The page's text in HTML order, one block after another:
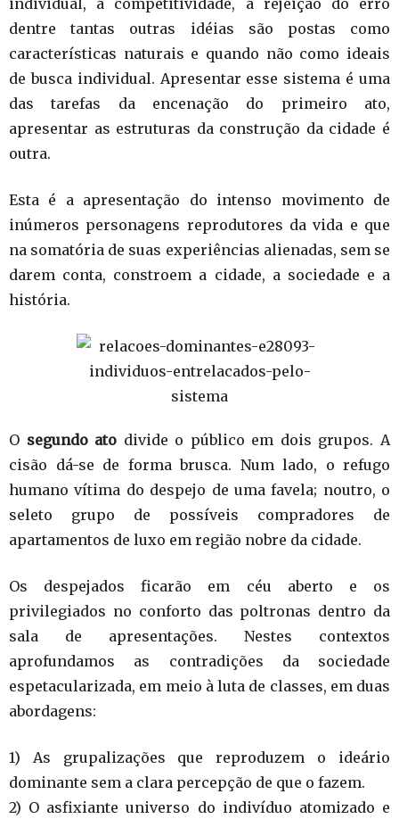
individual, a competitividade, a rejeição do erro
dentre tantas outras idéias são postas como
características naturais e quando não como ideais
de busca individual. Apresentar esse sistema é uma
das tarefas da encenação do primeiro ato,
apresentar as estruturas da construção da cidade é
outra.
Esta é a apresentação do intenso movimento de
inúmeros personagens reprodutores da vida e que
na somatória de suas experiências alienadas, sem se
darem conta, constroem a cidade, a sociedade e a
história.
O segundo ato divide o público em dois grupos. A
cisão dá-se de forma brusca. Num lado, o refugo
humano vítima do despejo de uma favela; noutro, o
seleto grupo de possíveis compradores de
apartamentos de luxo em região nobre da cidade.
Os despejados ficarão em céu aberto e os
privilegiados no conforto das poltronas dentro da
sala de apresentações. Nestes contextos
aprofundamos as contradições da sociedade
espetacularizada, em meio à luta de classes, em duas
abordagens:
1) As grupalizações que reproduzem o ideário
dominante sem a clara percepção de que o fazem.
2) O asfixiante universo do indivíduo atomizado e